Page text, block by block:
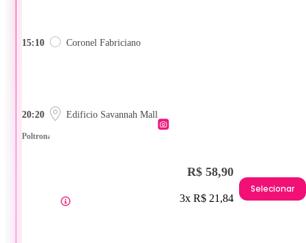
15:10 Coronel Fabriciano
20:20 Edificio Savannah Mall
Poltrona
R$ 58,90
3x R$ 21,84
Selecionar